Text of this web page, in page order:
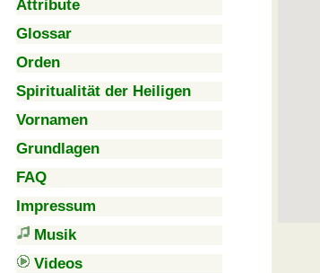
Attribute
Glossar
Orden
Spiritualität der Heiligen
Vornamen
Grundlagen
FAQ
Impressum
Musik
Videos